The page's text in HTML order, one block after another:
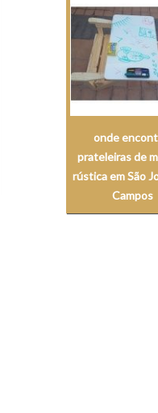
onde
prateleiras de
rústica em São
Campos